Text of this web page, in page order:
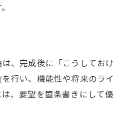
事体験談を徹底解説
かになる失敗例の実態
べき落とし穴とは
える後悔しないコツ
いトラブルと対策法
、完成後に「こうしてお
行い、機能性や将来のラ
、要望を箇条書きにして